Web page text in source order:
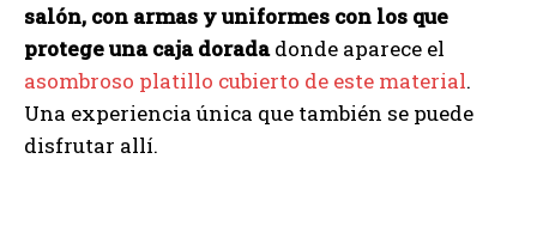
salón, con armas y uniformes con los que
protege una caja doradadonde aparece el
asombroso platillo cubierto de este material.
Una experiencia única que también se puede
disfrutar allí.